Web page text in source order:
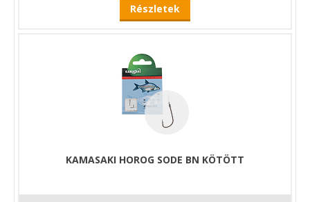
Részletek
KAMASAKI HOROG SODE BN KÖTÖTT